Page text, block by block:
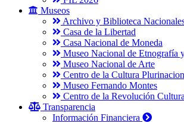
Museos
Archivo y Biblioteca
Casa de la Libertad
Casa Nacional de Moneda
Museo Nacional de Etnografía
Museo Nacional de Arte
Centro de la Cultura
Museo Fernando Montes
Centro de la Revolución
Transparencia
Información Financiera